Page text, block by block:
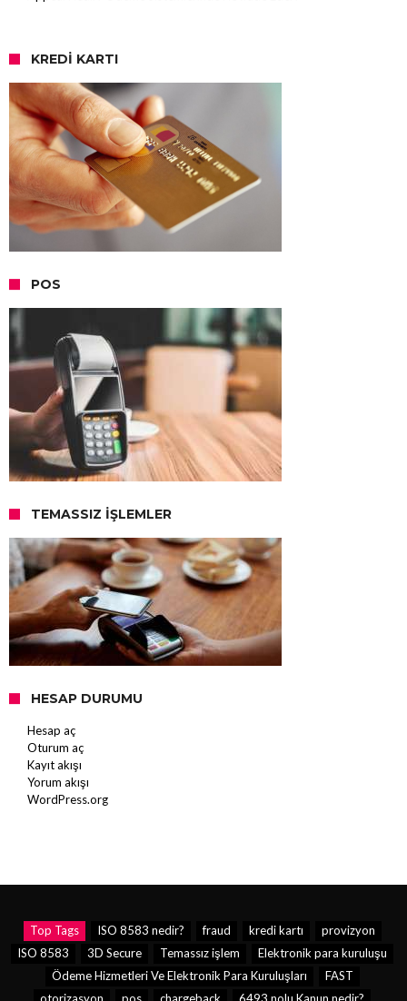
KREDI KARTI
POS
TEMASSIZ İŞLEMLER
HESAP DURUMU
Hesap aç
Oturum aç
Kayıt akışı
Yorum akışı
WordPress.org
Top Tags ISO 8583 nedir? fraud kredi kartı
provizyon
ISO 8583
3D Secure Temassız işlem
Elektronik para kuruluşu
Ödeme Hizmetleri Ve Elektronik Para Kuruluşları
FAST
otorizasyon
pos chargeback 6493 nolu Kanun nedir?